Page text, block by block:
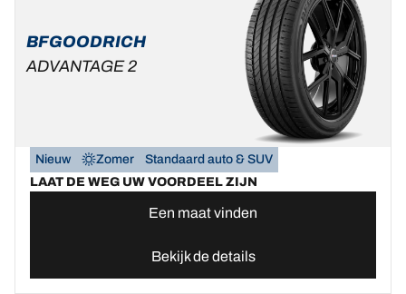
BFGOODRICH
ADVANTAGE 2
Nieuw Zomer
Standaard auto & SUV
LAAT DE WEG UW VOORDEEL ZIJN
Een maat vinden
Bekijk de details